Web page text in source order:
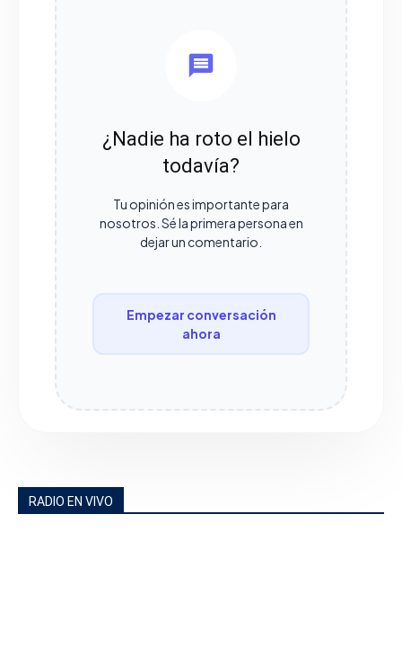
¿Nadie ha roto el hielo
todavía?
Tu opinión es importante para
nosotros. Sé la primera persona en
dejar un comentario.
Empezar conversación
ahora
RADIO EN VIVO